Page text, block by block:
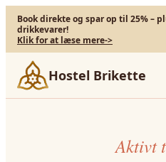
Book direkte og spar op til 25% –
drikkevarer!
Klik for at læse mere->
Hostel Brikette
Aktivt